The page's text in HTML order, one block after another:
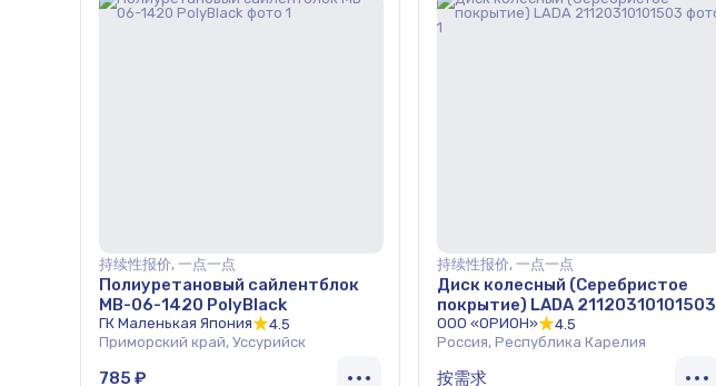
持续性报价, 一点一点
Полиуретановый сайлентблок
MB-06-1420 PolyBlack
ГК Маленькая Япония
4.5
Приморский край, Уссурийск
785 ₽
持续性报价, 一点一点
Диск колесный (Серебристое
покрытие) LADA 21120310101503
ООО «ОРИОН»
4.5
Россия, Республика Карелия
按需求